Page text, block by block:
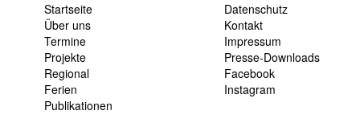
Startseite
Über uns
Termine
Projekte
Regional
Ferien
Publikationen
Datenschutz
Kontakt
Impressum
Presse-Downloads
Facebook
Instagram